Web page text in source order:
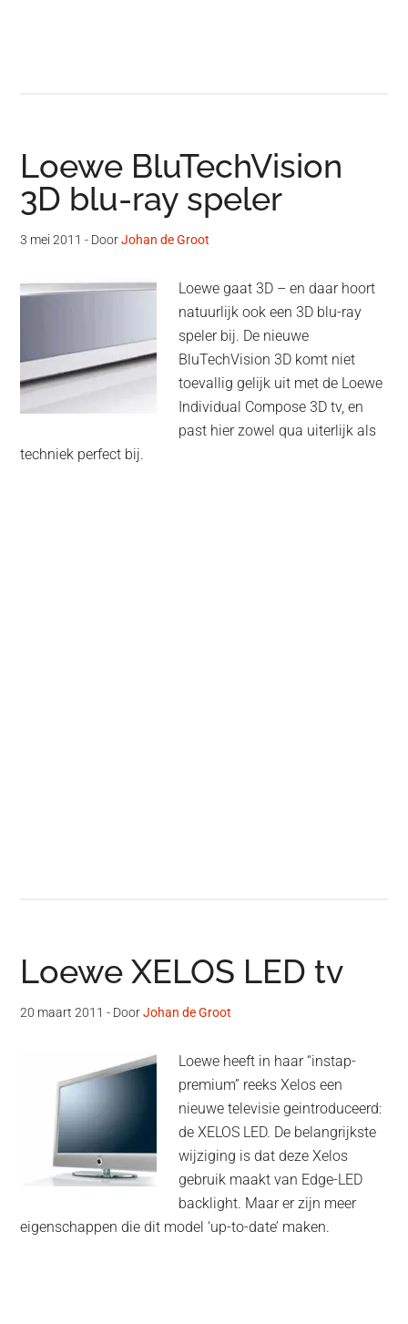
Loewe BluTechVision
3D blu-ray speler
3 mei 2011 - DoorJohan de Groot
Loewe gaat 3D – en daar hoort
natuurlijk ook een 3D blu-ray
speler bij. De nieuwe
BluTechVision 3D komt niet
toevallig gelijk uit met de Loewe
Individual Compose 3D tv, en
past hier zowel qua uiterlijk als
techniek perfect bij.
Loewe XELOS LED tv
20 maart 2011 - DoorJohan de Groot
Loewe heeft in haar “instap-
premium” reeks Xelos een
nieuwe televisie geintroduceerd:
de XELOS LED. De belangrijkste
wijziging is dat deze Xelos
gebruik maakt van Edge-LED
backlight. Maar er zijn meer
eigenschappen die dit model ‘up-to-date’ maken.